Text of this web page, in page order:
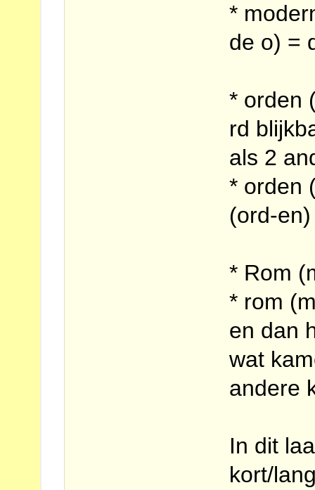
*
de o) =
* orden
rd
als 2
* orden
(ord-en)
* Rom
* rom
en dan
wat
andere
In dit
kort/